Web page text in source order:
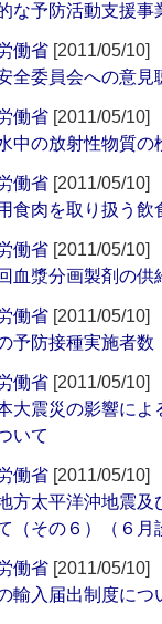
な予防活動支援事
働省 [2011/05/10]
全委員会への意見
働省 [2011/05/10]
中の放射性物質の
働省 [2011/05/10]
食肉を取り扱う飲
働省 [2011/05/10]
血漿分画製剤の供
働省 [2011/05/10]
予防接種実施者数
働省 [2011/05/10]
大震災の影響によ
いて
働省 [2011/05/10]
方太平洋沖地震及
（その６）（６月
働省 [2011/05/10]
輸入届出制度につ